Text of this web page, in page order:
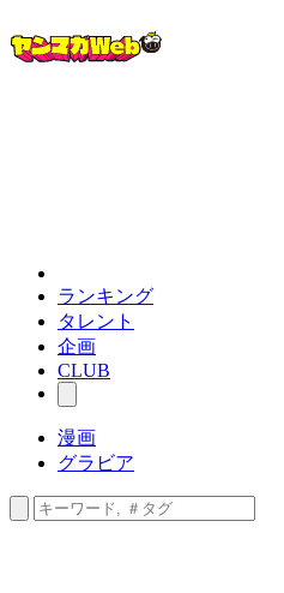
ランキング
タレント
企画
CLUB
漫画
グラビア